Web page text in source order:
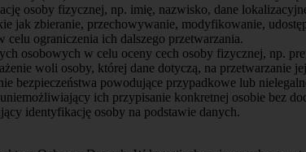
osoby fizycznej, np. imię, nazwisko, dane
jak zbieranie, przechowywanie, modyfikowanie,
celu ograniczenia ich dalszego przetwarzania.
osobowych w celu oceny cech osoby fizycznej, np.
woli osoby, której dane dotyczą, na przetwarzanie
bezpieczeństwa powodujące przypadkowe lub
ich przypisanie konkretnej osobie bez
identyfikację osoby na podstawie danych.